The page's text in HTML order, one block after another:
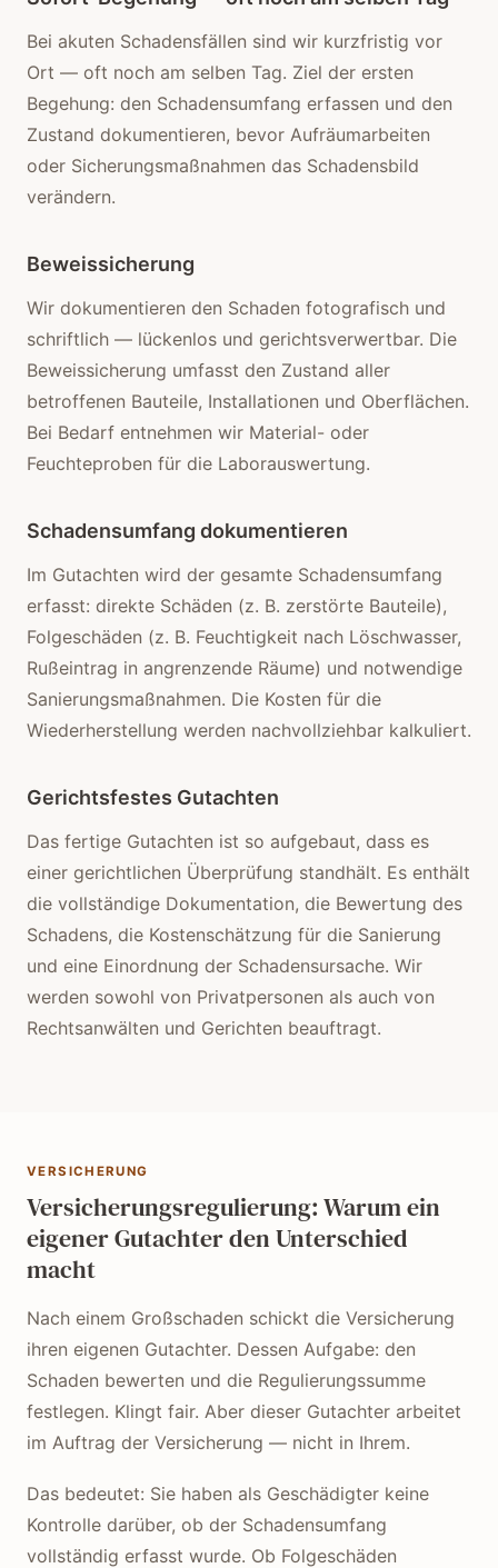
Bei akuten Schadensfällen sind wir kurzfristig vor
Ort — oft noch am selben Tag. Ziel der ersten
Begehung: den Schadensumfang erfassen und den
Zustand dokumentieren, bevor Aufräumarbeiten
oder Sicherungsmaßnahmen das Schadensbild
verändern.
Beweissicherung
Wir dokumentieren den Schaden fotografisch und
schriftlich — lückenlos und gerichtsverwertbar. Die
Beweissicherung umfasst den Zustand aller
betroffenen Bauteile, Installationen und Oberflächen.
Bei Bedarf entnehmen wir Material- oder
Feuchteproben für die Laborauswertung.
Schadensumfang dokumentieren
Im Gutachten wird der gesamte Schadensumfang
erfasst: direkte Schäden (z. B. zerstörte Bauteile),
Folgeschäden (z. B. Feuchtigkeit nach Löschwasser,
Rußeintrag in angrenzende Räume) und notwendige
Sanierungsmaßnahmen. Die Kosten für die
Wiederherstellung werden nachvollziehbar kalkuliert.
Gerichtsfestes Gutachten
Das fertige Gutachten ist so aufgebaut, dass es
einer gerichtlichen Überprüfung standhält. Es enthält
die vollständige Dokumentation, die Bewertung des
Schadens, die Kostenschätzung für die Sanierung
und eine Einordnung der Schadensursache. Wir
werden sowohl von Privatpersonen als auch von
Rechtsanwälten und Gerichten beauftragt.
VERSICHERUNG
Versicherungsregulierung: Warum ein
eigener Gutachter den Unterschied
macht
Nach einem Großschaden schickt die Versicherung
ihren eigenen Gutachter. Dessen Aufgabe: den
Schaden bewerten und die Regulierungssumme
festlegen. Klingt fair. Aber dieser Gutachter arbeitet
im Auftrag der Versicherung — nicht in Ihrem.
Das bedeutet: Sie haben als Geschädigter keine
Kontrolle darüber, ob der Schadensumfang
vollständig erfasst wurde. Ob Folgeschäden